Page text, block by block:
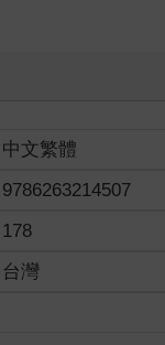
中文繁體
9786263214507
178
台灣